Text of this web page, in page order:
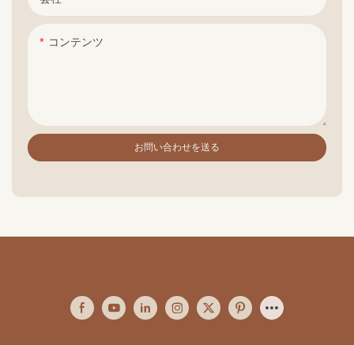
コンテンツ
お問い合わせを送る